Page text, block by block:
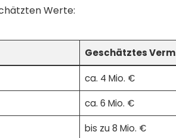
Werte:
Geschätztes
ca. 4 Mio. €
ca. 6 Mio. €
bis zu 8 Mio. €